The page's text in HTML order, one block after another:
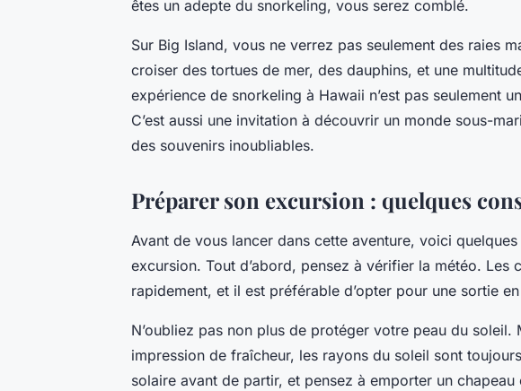
êtes un adepte du snorkeling, vous serez comblé.
Sur Big Island, vous ne verrez pas seulement des raies
croiser des tortues de mer, des dauphins, et une
expérience de snorkeling à Hawaii n’est pas seulement
C’est aussi une invitation à découvrir un monde sous-
des souvenirs inoubliables.
Préparer son excursion : quelques
Avant de vous lancer dans cette aventure, voici
excursion. Tout d’abord, pensez à vérifier la météo. Les
rapidement, et il est préférable d’opter pour une sortie
N’oubliez pas non plus de protéger votre peau du soleil.
impression de fraîcheur, les rayons du soleil sont
solaire avant de partir, et pensez à emporter un